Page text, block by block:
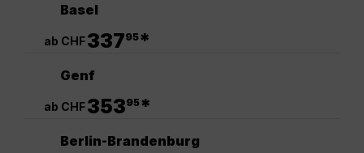
Basel
ab CHF33795*
Genf
ab CHF35395*
Berlin-Brandenburg